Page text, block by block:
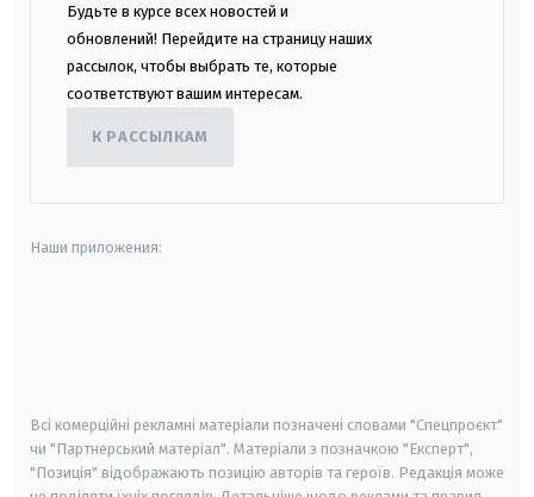
Будьте в курсе всех новостей и
обновлений! Перейдите на страницу наших
рассылок, чтобы выбрать те, которые
соответствуют вашим интересам.
К РАССЫЛКАМ
Наши приложения:
Всі комерційні рекламні матеріали позначені словами "Спецпроєкт"
чи "Партнерський матеріал". Матеріали з позначкою "Експерт",
"Позиція" відображають позицію авторів та героїв. Редакція може